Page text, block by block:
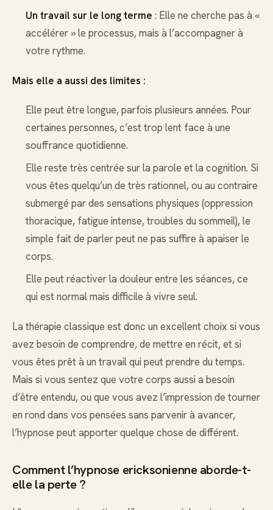
Un travail sur le long terme : Elle ne cherche pas à «
accélérer » le processus, mais à l’accompagner à
votre rythme.
Mais elle a aussi des limites :
Elle peut être longue, parfois plusieurs années. Pour
certaines personnes, c’est trop lent face à une
souffrance quotidienne.
Elle reste très centrée sur la parole et la cognition. Si
vous êtes quelqu’un de très rationnel, ou au contraire
submergé par des sensations physiques (oppression
thoracique, fatigue intense, troubles du sommeil), le
simple fait de parler peut ne pas suffire à apaiser le
corps.
Elle peut réactiver la douleur entre les séances, ce
qui est normal mais difficile à vivre seul.
La thérapie classique est donc un excellent choix si vous
avez besoin de comprendre, de mettre en récit, et si
vous êtes prêt à un travail qui peut prendre du temps.
Mais si vous sentez que votre corps aussi a besoin
d’être entendu, ou que vous avez l’impression de tourner
en rond dans vos pensées sans parvenir à avancer,
l’hypnose peut apporter quelque chose de différent.
Comment l’hypnose ericksonienne aborde-t-
elle la perte ?